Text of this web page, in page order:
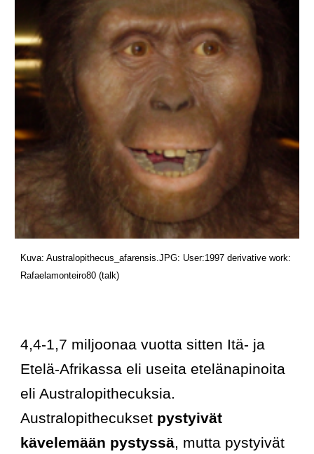
Kuva: Australopithecus_afarensis.JPG: User:1997 derivative work:
Rafaelamonteiro80 (talk)
4,4-1,7 miljoonaa vuotta sitten Itä- ja
Etelä-Afrikassa eli useita etelänapinoita
eli Australopithecuksia.
Australopithecukset pystyivät
kävelemään pystyssä, mutta pystyivät